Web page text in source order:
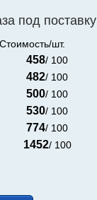
под поставку
Стоимость/шт.
458/ 100
482/ 100
500/ 100
530/ 100
774/ 100
1452/ 100